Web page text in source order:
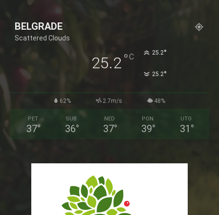
BELGRADE
Scattered Clouds
25.2°C 25.2°
25.2°
62% 2.7m/s 48%
PET
37°
SUB
36°
NED
37°
PON
39°
UTO
31 °